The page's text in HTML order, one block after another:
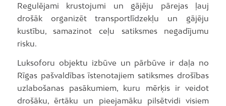
Regulējami krustojumi un gājēju pārejas ļauj
drošāk organizēt transportlīdzekļu un gājēju
kustību, samazinot ceļu satiksmes negadījumu
risku.
Luksoforu objektu izbūve un pārbūve ir daļa no
Rīgas pašvaldības īstenotajiem satiksmes drošības
uzlabošanas pasākumiem, kuru mērķis ir veidot
drošāku, ērtāku un pieejamāku pilsētvidi visiem